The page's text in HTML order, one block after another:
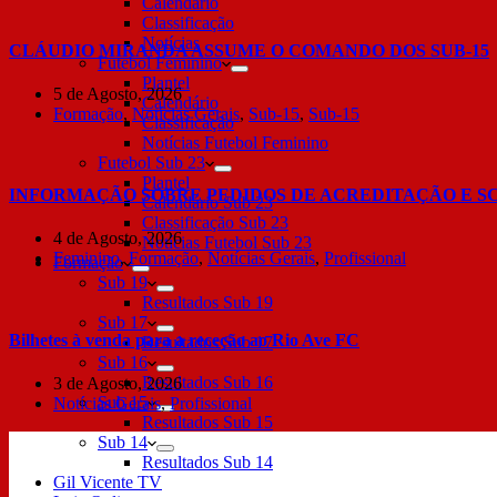
Classificação
Notícias
Futebol Feminino
Plantel
Calendário
Classificação
Notícias Futebol Feminino
Futebol Sub 23
Plantel
Calendário Sub 23
Classificação Sub 23
Notícias Futebol Sub 23
Formação
Sub 19
Resultados Sub 19
Sub 17
Resultados Sub 17
Sub 16
Resultados Sub 16
Sub 15
Resultados Sub 15
Sub 14
Resultados Sub 14
Gil Vicente TV
CLÁUDIO MIRANDA ASSUME O COMANDO DOS SUB-15
5 de Agosto, 2026
Formação, Notícias Gerais, Sub-15, Sub-15
INFORMAÇÃO SOBRE PEDIDOS DE ACREDITAÇÃO E
4 de Agosto, 2026
Feminino,Formação, Notícias Gerais, Profissional
Bilhetes à venda para a receção ao Rio Ave FC
3 de Agosto, 2026
Notícias Gerais,Profissional